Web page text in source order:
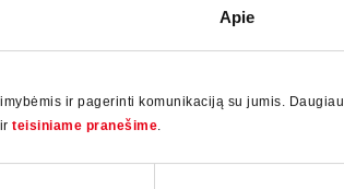
Apie
ir pagerinti komunikaciją su jumis. Daugiau
ir teisiniame pranešime.